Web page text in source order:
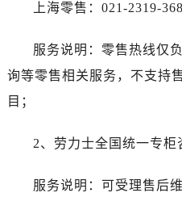
上海零售：021-2319-
服务说明：零售热线仅
询等零售相关服务，不支持
目；
2、劳力士全国统一专柜
服务说明：可受理售后